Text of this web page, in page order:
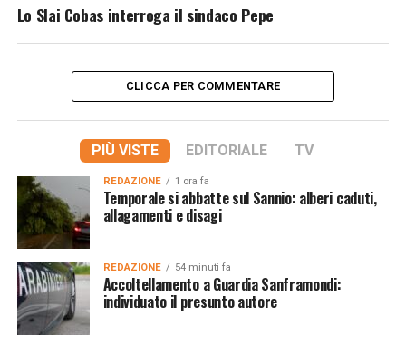
Lo Slai Cobas interroga il sindaco Pepe
CLICCA PER COMMENTARE
PIÙ VISTE EDITORIALE TV
REDAZIONE 1 ora fa
Temporale si abbatte sul Sannio: alberi caduti,
allagamenti e disagi
REDAZIONE 54 minuti fa
Accoltellamento a Guardia Sanframondi:
individuato il presunto autore